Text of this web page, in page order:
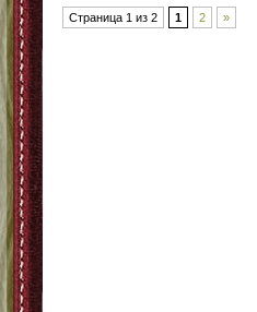
Страница 1 из 2 1 2 »